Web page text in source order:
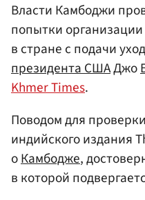
Власти Камбоджи
попытки
в стране с подачи
президентаСШАДжо
Khmer Times.
Поводом для
индийского издания
оКамбодже,
в которой